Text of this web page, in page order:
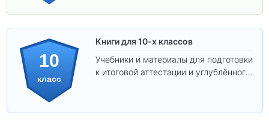
10
класс
Книги для 10-х классов
Учебники и материалы для подготовки
к итоговой аттестации и углублённого